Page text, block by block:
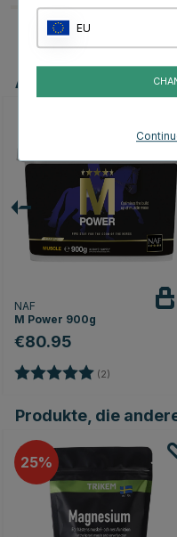
Andere Produkte,
NAF
M Power 900g
€80.95
Bewertung: (2)
Produkte, die
25
EU